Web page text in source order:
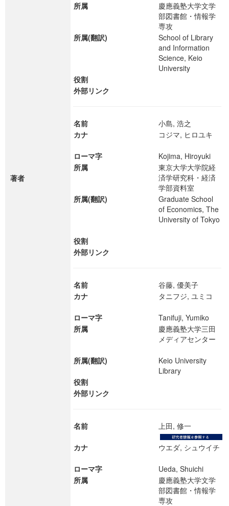
著者
所属
慶應義塾大学文学
部図書館・情報学
専攻
所属(翻訳)
School of Library
and Information
Science, Keio
University
役割
外部リンク
名前
小島, 浩之
カナ
コジマ, ヒロユキ
ローマ字
Kojima, Hiroyuki
所属
東京大学大学院経
済学研究科・経済
学部資料室
所属(翻訳)
Graduate School
of Economics, The
University of Tokyo
役割
外部リンク
名前
谷藤, 優美子
カナ
タニフジ, ユミコ
ローマ字
Tanifuji, Yumiko
所属
慶應義塾大学三田
メディアセンター
所属(翻訳)
Keio University
Library
役割
外部リンク
名前 上田, 修一
カナ ウエダ, シュウイチ
ローマ字
Ueda, Shuichi
所属
慶應義塾大学文学
部図書館・情報学
専攻